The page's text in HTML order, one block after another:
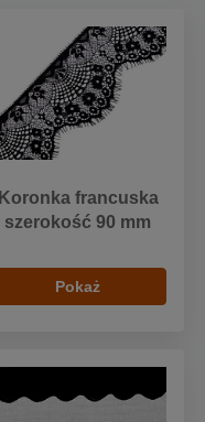
Koronka francuska
szerokość 90 mm
Pokaż